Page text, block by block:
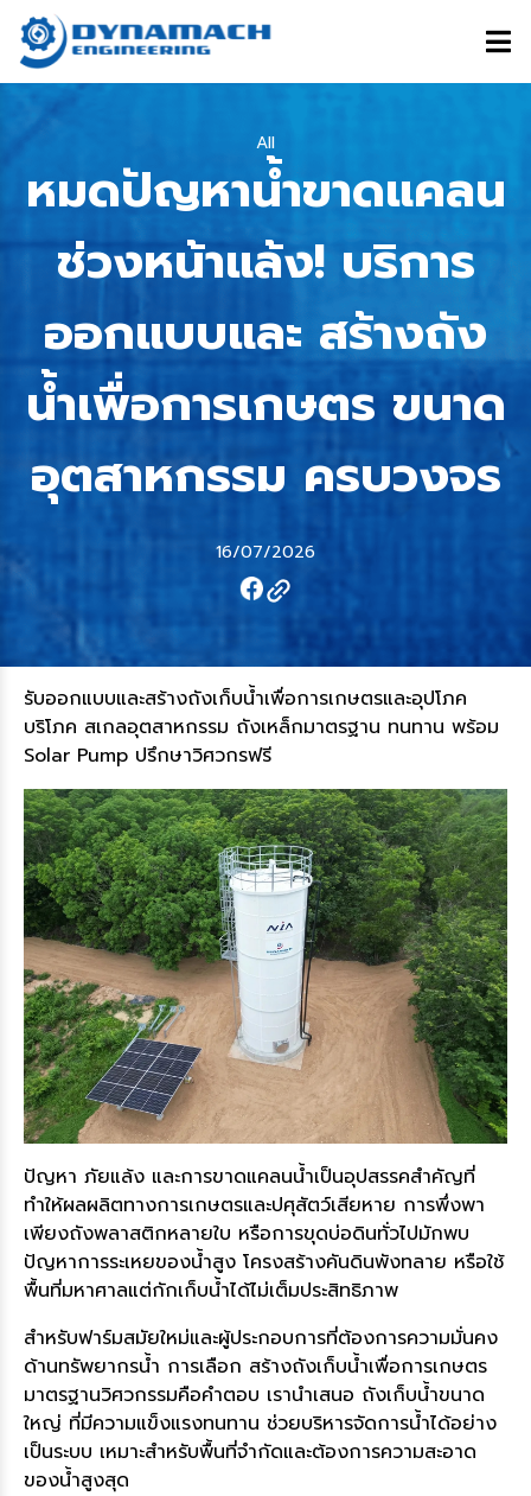
All
หมดปัญหาน้ำขาดแคลน
ช่วงหน้าแล้ง! บริการ
ออกแบบและ สร้างถัง
น้ำเพื่อการเกษตร ขนาด
อุตสาหกรรม ครบวงจร
16/07/2026
รับออกแบบและสร้างถังเก็บน้ำเพื่อการเกษตรและอุปโภค
บริโภค สเกลอุตสาหกรรม ถังเหล็กมาตรฐาน ทนทาน พร้อม
Solar Pump ปรึกษาวิศวกรฟรี
ปัญหา ภัยแล้ง และการขาดแคลนน้ำเป็นอุปสรรคสำคัญที่
ทำให้ผลผลิตทางการเกษตรและปศุสัตว์เสียหาย การพึ่งพา
เพียงถังพลาสติกหลายใบ หรือการขุดบ่อดินทั่วไปมักพบ
ปัญหาการระเหยของน้ำสูง โครงสร้างคันดินพังทลาย หรือใช้
พื้นที่มหาศาลแต่กักเก็บน้ำได้ไม่เต็มประสิทธิภาพ
สำหรับฟาร์มสมัยใหม่และผู้ประกอบการที่ต้องการความมั่นคง
ด้านทรัพยากรน้ำ การเลือก สร้างถังเก็บน้ำเพื่อการเกษตร
มาตรฐานวิศวกรรมคือคำตอบ เรานำเสนอ ถังเก็บน้ำขนาด
ใหญ่ ที่มีความแข็งแรงทนทาน ช่วยบริหารจัดการน้ำได้อย่าง
เป็นระบบ เหมาะสำหรับพื้นที่จำกัดและต้องการความสะอาด
ของน้ำสูงสุด